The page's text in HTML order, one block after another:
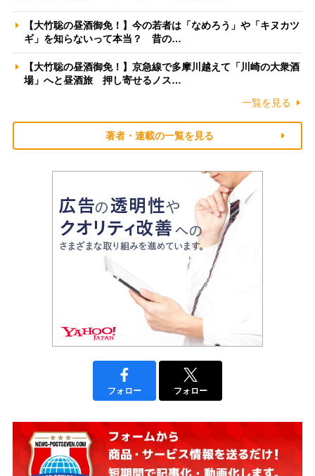
【大竹聡の昼酒御免！】今の若者は「なめろう」や「キヌカツ
ギ」を知らないって本当？ 昔の…
【大竹聡の昼酒御免！】京急線で多摩川越えて「川崎の大衆酒
場」へと昼酒旅 押し寄せるノス…
一覧を見る
著者・連載の一覧を見る
フォロー フォロー